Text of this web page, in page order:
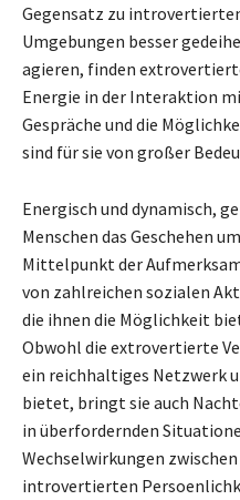
Gegensatz zu
Umgebungen besser
agieren, finden
Energie in der Interaktion
Gespräche und die
sind für sie von großer
Energisch und dynamisch,
Menschen das Geschehen
Mittelpunkt der
von zahlreichen sozialen
die ihnen die Möglichkeit
Obwohl die extrovertierte
ein reichhaltiges Netzwerk
bietet, bringt sie auch
in überfordernden
Wechselwirkungen
introvertierten